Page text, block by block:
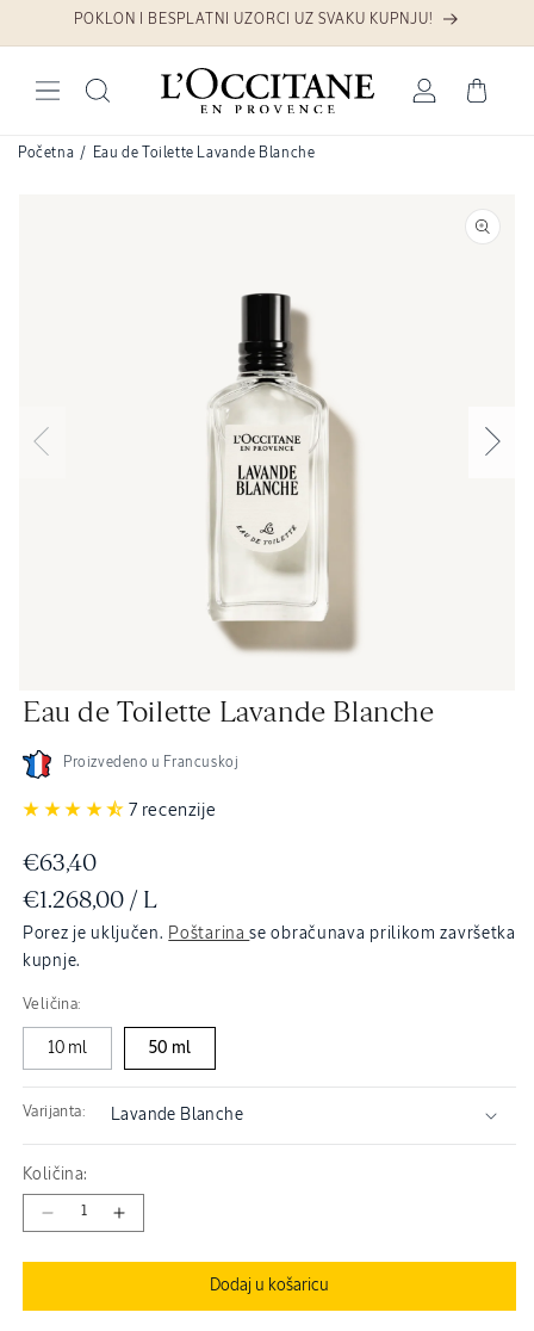
Preskoči na sadržaj
POKLON I BESPLATNI UZORCI UZ SVAKU KUPNJU!
Prijava Košarica
Početna / Eau de Toilette Lavande Blanche
medij
dijaloškom
okviru
Eau de Toilette Lavande Blanche
Proizvedeno u Francuskoj
7 recenzije
Redovna
cijena
€63,40
JEDINIČNA
CIJENA
€1.268,00 / PO
L
Porez je uključen. Poštarinase obračunava prilikom završetka
kupnje.
Veličina:
10 ml 50 ml
Varijanta:
Količina:
Smanji
de
Povećaj
de
Dodaj u košaricu